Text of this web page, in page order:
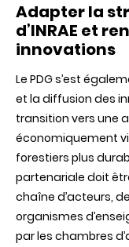
Adapter la
d’INRAE et
innovations
Le PDG s’est
et la diffusion des
transition vers une
économiquement
forestiers plus
partenariale doit
chaîne d’acteurs,
organismes
par les chambres